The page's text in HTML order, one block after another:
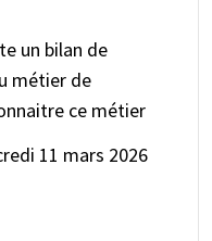
un bilan de
métier de
ce métier
11 mars 2026